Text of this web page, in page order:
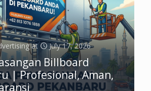
at July 17, 2026
Billboard
| Profesional, Aman,